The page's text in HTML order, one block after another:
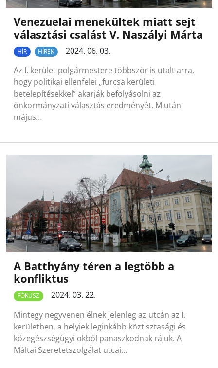
Venezuelai menekültek miatt sejt
választási csalást V. Naszályi Márta
HÍR HÍREK
2024. 06. 03.
Az I. kerület polgármestere többször is utalt arra,
hogy politikai ellenfelei „furcsa kerületi
betelepítésekkel” akarják befolyásolni az
önkormányzati választás eredményét. Miután
május…
A Batthyány téren a legtöbb a
konfliktus
FÓKUSZ
2024. 03. 22.
Mintegy negyvenen élnek jelenleg az utcán az I.
kerületben, a helyiek leginkább köztisztasági és
közegészségügyi okból panaszkodnak rájuk. A
Máltai Szeretetszolgálat utcai…